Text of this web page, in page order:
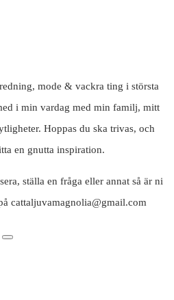
mode & vackra ting i största
i min vardag med min familj, mitt
Hoppas du ska trivas, och
en gnutta inspiration.
ställa en fråga eller annat så är ni
cattaljuvamagnolia@gmail.com